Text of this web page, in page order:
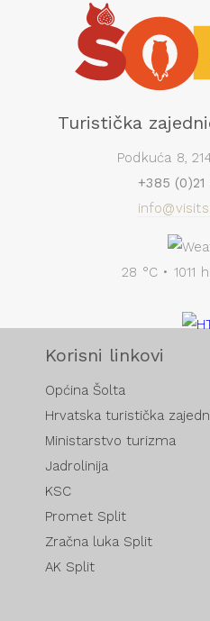
Turistička
Podkuća 8,
+385
28 °C • 1011
Korisni linkovi
Općina Šolta
Hrvatska turistička
Ministarstvo turizma
Jadrolinija
KSC
Promet Split
Zračna luka Split
AK Split